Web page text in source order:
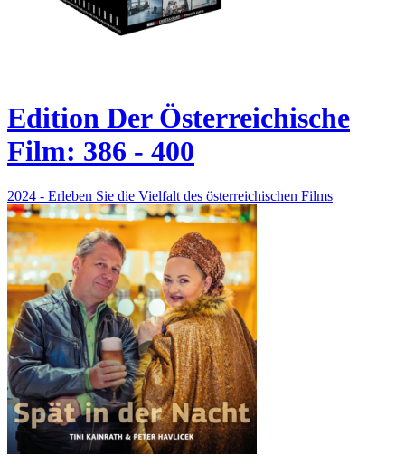
Edition Der Österreichische
Film: 386 - 400
2024 - Erleben Sie die Vielfalt des österreichischen Films